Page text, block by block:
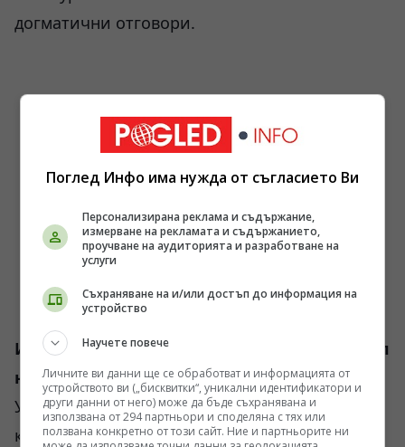
догматични отговори.
Индустриализация на измамата и контрол
над знанието
Устойчивостта на мита за древните
катастрофи и планети-убийци разкрива
Поглед Инфо има нужда от съгласието Ви
Персонализирана реклама и съдържание,
измерване на рекламата и съдържанието,
проучване на аудиторията и разработване на
услуги
Съхраняване на и/или достъп до информация на
устройство
Научете повече
Личните ви данни ще се обработват и информацията от
устройството ви („бисквитки“, уникални идентификатори и
други данни от него) може да бъде съхранявана и
използвана от 294 партньори и споделяна с тях или
ползвана конкретно от този сайт. Ние и партньорите ни